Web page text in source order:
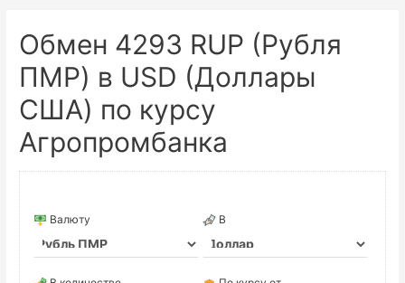
Обмен 4293 RUP (Рубля
ПМР) в USD (Доллары
США) по курсу
Агропромбанка
Валюту В